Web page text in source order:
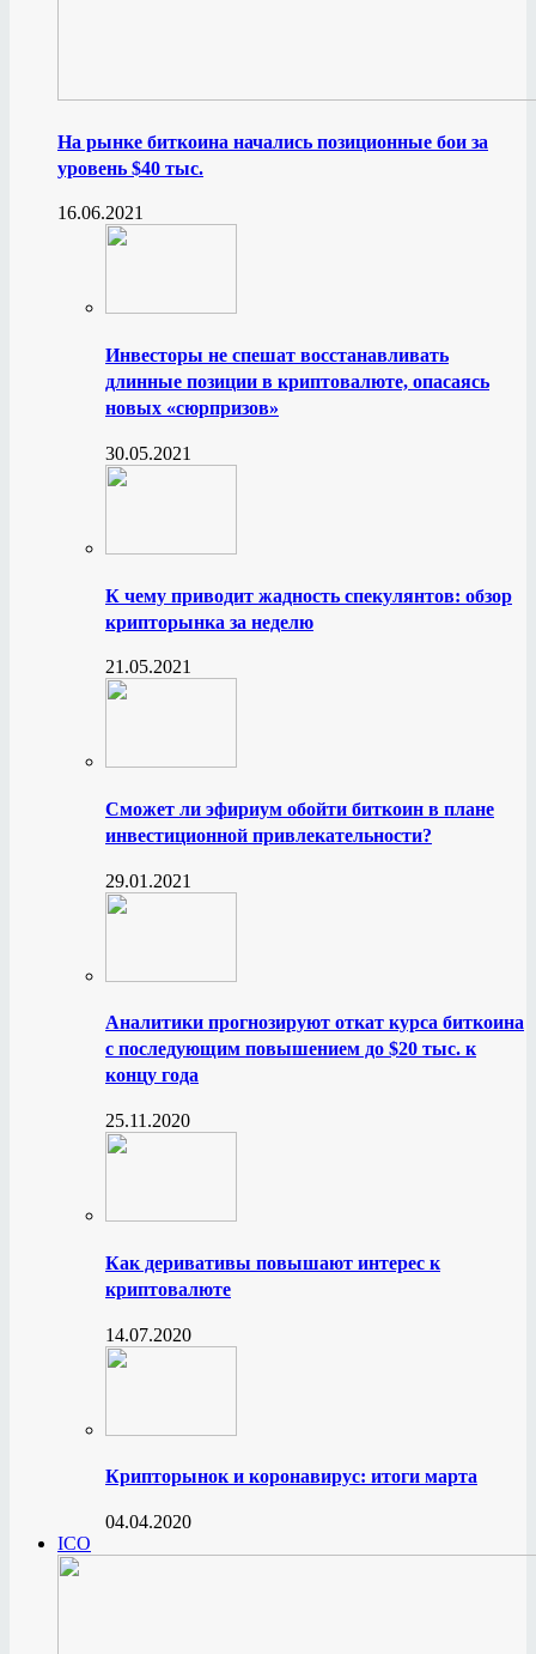
На рынке биткоина начались позиционные бои за
уровень $40 тыс.
16.06.2021
Инвесторы не спешат восстанавливать
длинные позиции в криптовалюте, опасаясь
новых «сюрпризов»
30.05.2021
К чему приводит жадность спекулянтов: обзор
крипторынка за неделю
21.05.2021
Сможет ли эфириум обойти биткоин в плане
инвестиционной привлекательности?
29.01.2021
Аналитики прогнозируют откат курса биткоина
с последующим повышением до $20 тыс. к
концу года
25.11.2020
Как деривативы повышают интерес к
криптовалюте
14.07.2020
Крипторынок и коронавирус: итоги марта
04.04.2020
ICO